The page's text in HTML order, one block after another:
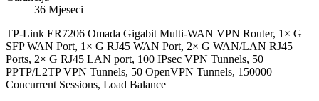
36 Mjeseci
TP-Link ER7206 Omada Gigabit Multi-WAN VPN Router, 1× G
SFP WAN Port, 1× G RJ45 WAN Port, 2× G WAN/LAN RJ45
Ports, 2× G RJ45 LAN port, 100 IPsec VPN Tunnels, 50
PPTP/L2TP VPN Tunnels, 50 OpenVPN Tunnels, 150000
Concurrent Sessions, Load Balance